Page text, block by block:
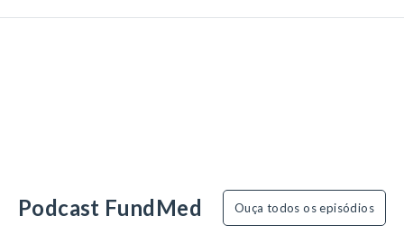
Podcast FundMed Ouça todos os episódios